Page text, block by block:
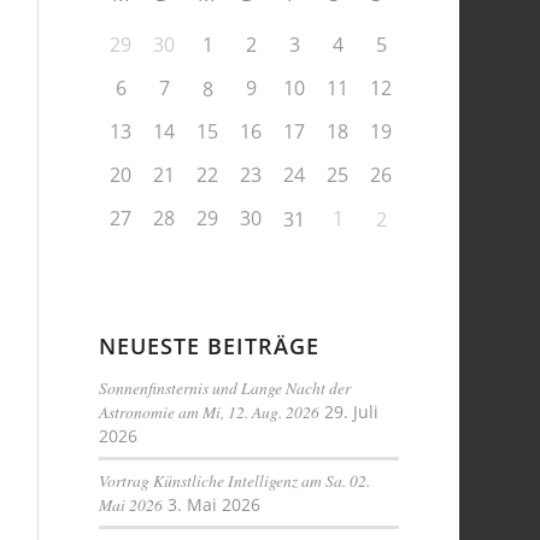
29
30 1 2 3 4
5
6
7 8 9 10 11
12
13
14 15 16 17 18
19
20
21 22 23 24 25
26
27
28 29 30 31 1 2
NEUESTE BEITRÄGE
Sonnenfinsternis und Lange Nacht der
Astronomie am Mi, 12. Aug. 2026 29. Juli
2026
Vortrag Künstliche Intelligenz am Sa. 02.
Mai 2026 3. Mai 2026